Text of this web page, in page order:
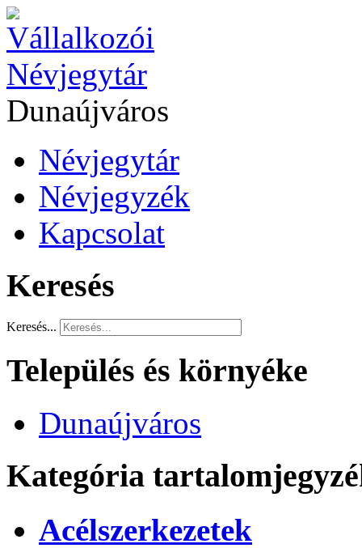
Dunaújváros
Névjegytár
Névjegyzék
Kapcsolat
Keresés
Keresés...
Település és környéke
Dunaújváros
Kategória
Acélszerkezetek